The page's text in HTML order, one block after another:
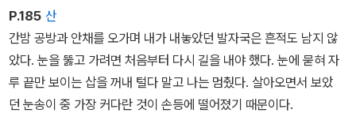
음들이 같은 것이 아니었다는 법이, 지금 내 몸에 떨어지는 눈이 그것
들이 아니란 법이 없다. p.136
P.185 산
간밤 공방과 안채를 오가며 내가 내놓았던 발자국은 흔적도 남지 않
았다. 눈을 뚫고 가려면 처음부터 다시 길을 내야 했다. 눈에 묻혀 자
루 끝만 보이는 삽을 꺼내 털다 말고 나는 멈췄다. 살아오면서 보았
던 눈송이 중 가장 커다란 것이 손등에 떨어졌기 때문이다.